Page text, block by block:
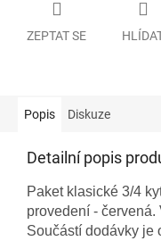
ZEPTAT SE
Popis Diskuze
Detailní popis
Paket klasické 3/4
provedení -
Součástí dodávky je